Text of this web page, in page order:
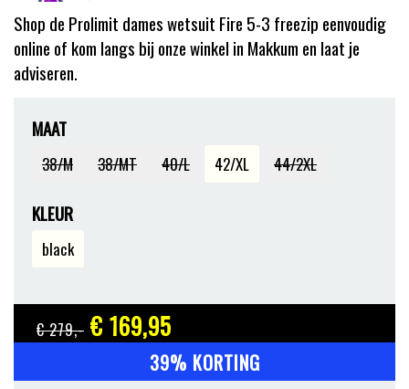
Shop de Prolimit dames wetsuit Fire 5-3 freezip eenvoudig
online of kom langs bij onze winkel in Makkum en laat je
adviseren.
MAAT
38/M 38/MT 40/L 42/XL 44/2XL
KLEUR
black
€ 279,- € 169,95
39% KORTING